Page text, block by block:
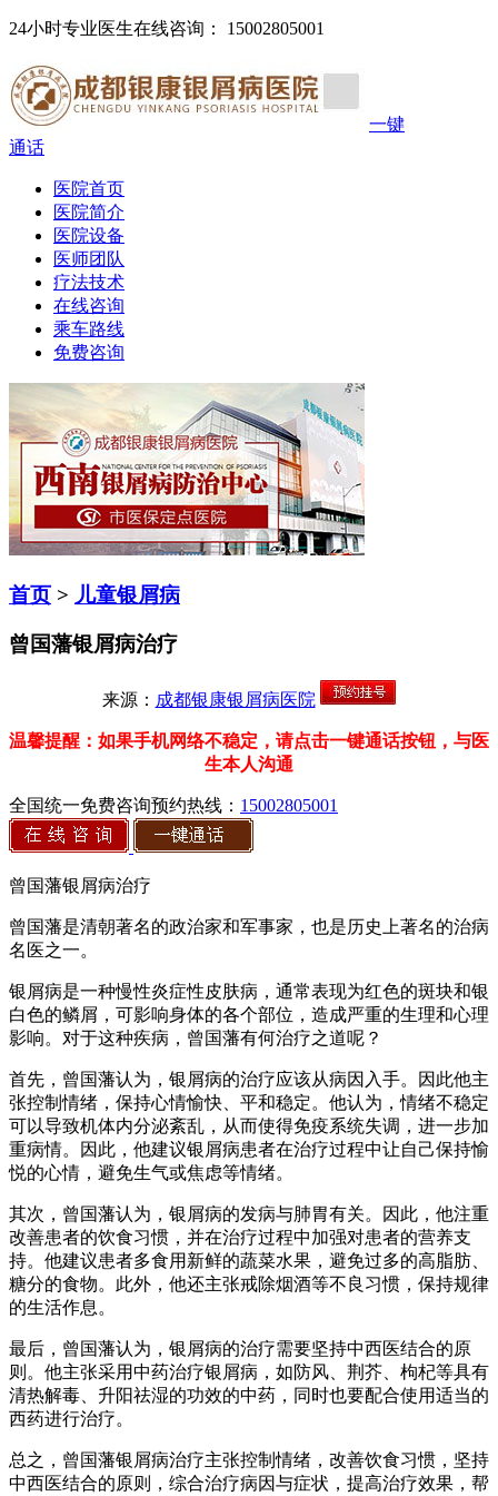
24小时专业医生在线咨询： 15002805001
一键
通话
医院首页
医院简介
医院设备
医师团队
疗法技术
在线咨询
乘车路线
免费咨询
首页 > 儿童银屑病
曾国藩银屑病治疗
来源： 成都银康银屑病医院
温馨提醒：如果手机网络不稳定，请点击一键通话按钮，与医
生本人沟通
全国统一免费咨询预约热线： 15002805001
曾国藩银屑病治疗
曾国藩是清朝著名的政治家和军事家，也是历史上著名的治病
名医之一。
银屑病是一种慢性炎症性皮肤病，通常表现为红色的斑块和银
白色的鳞屑，可影响身体的各个部位，造成严重的生理和心理
影响。对于这种疾病，曾国藩有何治疗之道呢？
首先，曾国藩认为，银屑病的治疗应该从病因入手。因此他主
张控制情绪，保持心情愉快、平和稳定。他认为，情绪不稳定
可以导致机体内分泌紊乱，从而使得免疫系统失调，进一步加
重病情。因此，他建议银屑病患者在治疗过程中让自己保持愉
悦的心情，避免生气或焦虑等情绪。
其次，曾国藩认为，银屑病的发病与肺胃有关。因此，他注重
改善患者的饮食习惯，并在治疗过程中加强对患者的营养支
持。他建议患者多食用新鲜的蔬菜水果，避免过多的高脂肪、
糖分的食物。此外，他还主张戒除烟酒等不良习惯，保持规律
的生活作息。
最后，曾国藩认为，银屑病的治疗需要坚持中西医结合的原
则。他主张采用中药治疗银屑病，如防风、荆芥、枸杞等具有
清热解毒、升阳祛湿的功效的中药，同时也要配合使用适当的
西药进行治疗。
总之，曾国藩银屑病治疗主张控制情绪，改善饮食习惯，坚持
中西医结合的原则，综合治疗病因与症状，提高治疗效果，帮